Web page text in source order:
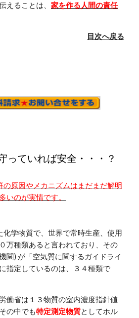
えることは、 家を作る人間の責任
目次へ戻る
っていれば安全・・・？
の原因やメカニズムはまだまだ解明
いのが実情です。
化学物質で、世界で常時生産、使用
万種類あると言われてお り、その
関) が 「空気質に関するガイドライ
指定しているのは、３４種類で
働省は１３物質の室内濃度指針値
の中でも特定測定物質としてホル